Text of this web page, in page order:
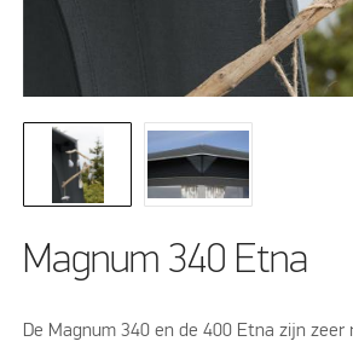
Magnum 340 Etna
De Magnum 340 en de 400 Etna zijn zeer